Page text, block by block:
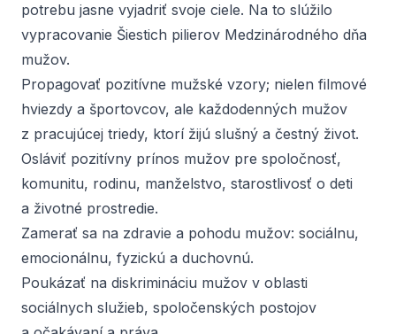
potrebu jasne vyjadriť svoje ciele. Na to slúžilo
vypracovanie Šiestich pilierov Medzinárodného dňa
mužov.
Propagovať pozitívne mužské vzory; nielen filmové
hviezdy a športovcov, ale každodenných mužov
z pracujúcej triedy, ktorí žijú slušný a čestný život.
Osláviť pozitívny prínos mužov pre spoločnosť,
komunitu, rodinu, manželstvo, starostlivosť o deti
a životné prostredie.
Zamerať sa na zdravie a pohodu mužov: sociálnu,
emocionálnu, fyzickú a duchovnú.
Poukázať na diskrimináciu mužov v oblasti
sociálnych služieb, spoločenských postojov